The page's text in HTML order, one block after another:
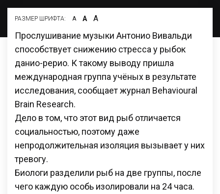
РАЗМЕР ШРИФТА: А А А
Прослушивание музыки Антонио Вивальди
способствует снижению стресса у рыбок
данио-рерио. К такому выводу пришла
международная группа учёных в результате
исследования, сообщает журнал Behavioural
Brain Research.
Дело в том, что этот вид рыб отличается
социальностью, поэтому даже
непродолжительная изоляция вызывает у них
тревогу.
Биологи разделили рыб на две группы, после
чего каждую особь изолировали на 24 часа.